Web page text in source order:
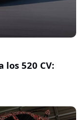
los 520 CV: